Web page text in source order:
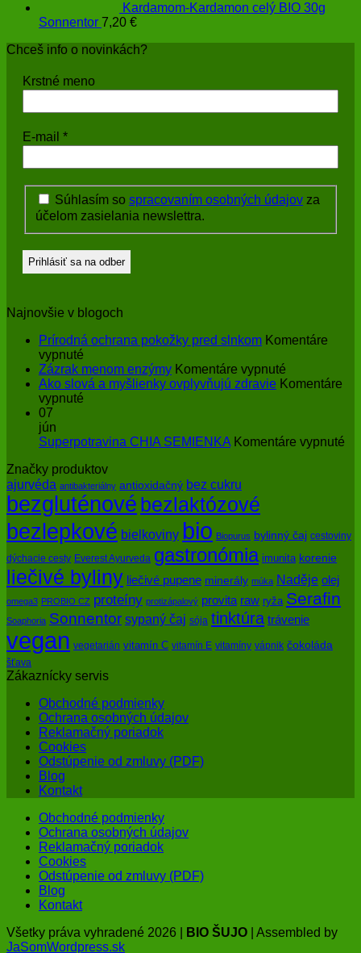
Kardamom-Kardamon celý BIO 30g
Sonnentor 7,20 €
Chceš info o novinkách?
Krstné meno
E-mail *
Súhlasím so spracovaním osobných údajov za
účelom zasielania newslettra.
Najnovšie v blogoch
Prírodná ochrana pokožky pred slnkom Komentáre
vypnuté
Prírodná
ochrana
Zázrak menom enzýmy Komentáre vypnuté
Zázrak
Ako slová a myšlienky ovplyvňujú zdravie Komentáre
vypnuté
a
ovplyvňujú
zdravie
07
jún
Superpotravina CHIA SEMIENKA Komentáre vypnuté
Značky produktov
ajurvéda antibakteriálny antioxidačný bez cukru
bezgluténové bezlaktózové
bezlepkové bielkoviny bio Biopurus bylinný čaj cestoviny
dýchacie cesty Everest Ayurveda gastronómia imunita korenie
liečivé byliny liečivé pupene minerály múka Naděje olej
omega3 PROBIO CZ proteíny protizápalový provita raw ryža Serafin
Soaphoria Sonnentor sypaný čaj sója tinktúra trávenie
vegan vegetarián vitamín C vitamín E vitamíny vápnik čokoláda
šťava
Zákaznícky servis
Obchodné podmienky
Ochrana osobných údajov
Reklamačný poriadok
Cookies
Odstúpenie od zmluvy (PDF)
Blog
Kontakt
Obchodné podmienky
Ochrana osobných údajov
Reklamačný poriadok
Cookies
Odstúpenie od zmluvy (PDF)
Blog
Kontakt
Všetky práva vyhradené 2026 |
BIO ŠUJO | Assembled by
JaSomWordpress.sk